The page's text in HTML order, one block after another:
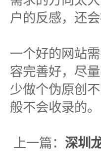
户的反感，还
一个好的网站
容完善好，尽
少做个伪原创
般不会收录的。
上一篇： 深圳